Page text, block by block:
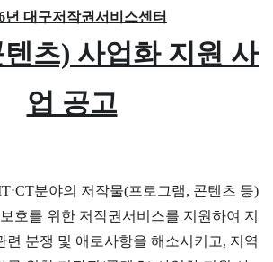
년 대구저작권서비스센터
츠) 사업화 지원 사
업 공고
분야의 저작물(프로그램, 콘텐츠 등)
호를 위한 저작권서비스를 지원하여 지
련 분쟁 및 애로사항을 해소시키고, 지역